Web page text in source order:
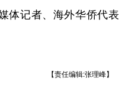
体记者、海外华侨代表
【责任编辑:张理峰】